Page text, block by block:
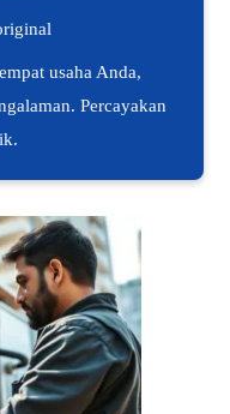
usaha Anda,
Percayakan